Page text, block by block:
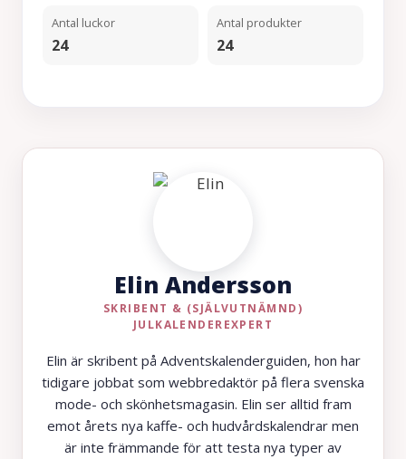
Antal luckor
24
Antal produkter
24
Elin Andersson
SKRIBENT & (SJÄLVUTNÄMND)
JULKALENDEREXPERT
Elin är skribent på Adventskalenderguiden, hon har
tidigare jobbat som webbredaktör på flera svenska
mode- och skönhetsmagasin. Elin ser alltid fram
emot årets nya kaffe- och hudvårdskalendrar men
är inte främmande för att testa nya typer av